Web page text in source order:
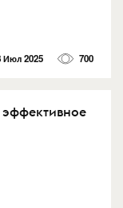
Июл 2025 700
эффективное